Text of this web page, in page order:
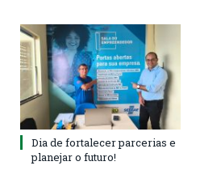
Dia de fortalecer parcerias e
planejar o futuro!